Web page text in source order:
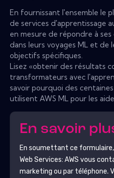
En fournissant l'ensemble le
de services d'apprentissage
en mesure de répondre à
dans leurs voyages ML et de
objectifs spécifiques.
Lisez «obtenir des résultats
transformateurs avec
savoir pourquoi des
utilisent AWS ML pour les
En savoir
En soumettant ce
Web Services: AWS vous
marketing ou par téléphone.